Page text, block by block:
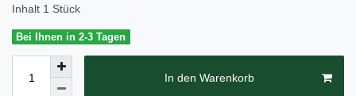
Inhalt 1 Stück
Bei Ihnen in 2-3 Tagen
In den Warenkorb